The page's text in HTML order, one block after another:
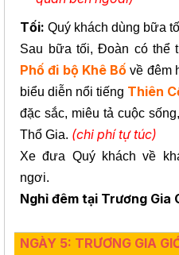
Tối: Quý khách dùng bữa
Sau bữa tối, Đoàn có thể
Phố đi bộ Khê Bố về đêm
biểu diễn nổi tiếng Thiên
đặc sắc, miêu tả cuộc
Thổ Gia. (chi phí tự túc)
Xe đưa Quý khách về
ngơi.
Nghỉ đêm tại Trương Gia
NGÀY 5: TRƯƠNG GIA